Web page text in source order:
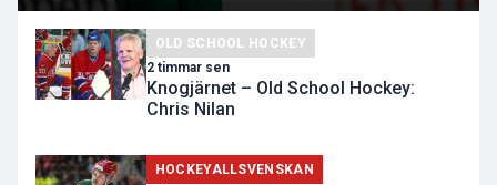
OLD SCHOOL HOCKEY
2 timmar sen
Knogjärnet – Old School Hockey:
Chris Nilan
HOCKEYALLSVENSKAN